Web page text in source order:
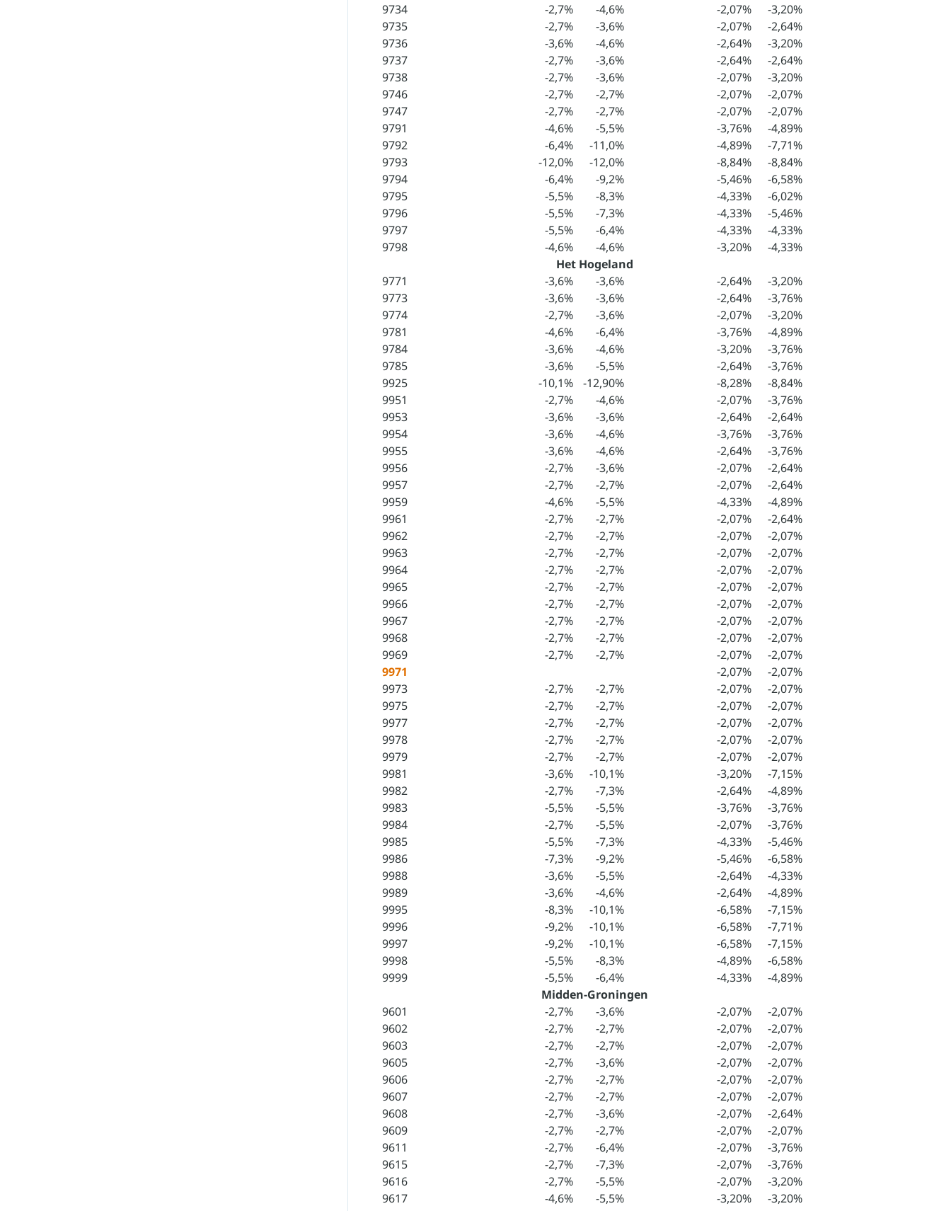
9734
-2,7% -4,6% -2,07%
-3,20%
9735
-2,7% -3,6% -2,07%
-2,64%
9736
-3,6% -4,6% -2,64%
-3,20%
9737
-2,7% -3,6% -2,64%
-2,64%
9738
-2,7% -3,6% -2,07%
-3,20%
9746
-2,7% -2,7% -2,07%
-2,07%
9747
-2,7% -2,7% -2,07%
-2,07%
9791
-4,6% -5,5% -3,76%
-4,89%
9792
-6,4% -11,0% -4,89%
-7,71%
9793
-12,0% -12,0% -8,84%
-8,84%
9794
-6,4% -9,2% -5,46%
-6,58%
9795
-5,5% -8,3% -4,33%
-6,02%
9796
-5,5% -7,3% -4,33%
-5,46%
9797
-5,5% -6,4% -4,33%
-4,33%
9798
-4,6% -4,6% -3,20%
-4,33%
Het Hogeland
9771
-3,6% -3,6% -2,64%
-3,20%
9773
-3,6% -3,6% -2,64%
-3,76%
9774
-2,7% -3,6% -2,07%
-3,20%
9781
-4,6% -6,4% -3,76%
-4,89%
9784
-3,6% -4,6% -3,20%
-3,76%
9785
-3,6% -5,5% -2,64%
-3,76%
9925
-10,1% -12,90% -8,28%
-8,84%
9951
-2,7% -4,6% -2,07%
-3,76%
9953
-3,6% -3,6% -2,64%
-2,64%
9954
-3,6% -4,6% -3,76%
-3,76%
9955
-3,6% -4,6% -2,64%
-3,76%
9956
-2,7% -3,6% -2,07%
-2,64%
9957
-2,7% -2,7% -2,07%
-2,64%
9959
-4,6% -5,5% -4,33%
-4,89%
9961
-2,7% -2,7% -2,07%
-2,64%
9962
-2,7% -2,7% -2,07%
-2,07%
9963
-2,7% -2,7% -2,07%
-2,07%
9964
-2,7% -2,7% -2,07%
-2,07%
9965
-2,7% -2,7% -2,07%
-2,07%
9966
-2,7% -2,7% -2,07%
-2,07%
9967
-2,7% -2,7% -2,07%
-2,07%
9968
-2,7% -2,7% -2,07%
-2,07%
9969
-2,7% -2,7% -2,07%
-2,07%
9971
-2,07%
-2,07%
9973
-2,7% -2,7% -2,07%
-2,07%
9975
-2,7% -2,7% -2,07%
-2,07%
9977
-2,7% -2,7% -2,07%
-2,07%
9978
-2,7% -2,7% -2,07%
-2,07%
9979
-2,7% -2,7% -2,07%
-2,07%
9981
-3,6% -10,1% -3,20%
-7,15%
9982
-2,7% -7,3% -2,64%
-4,89%
9983
-5,5% -5,5% -3,76%
-3,76%
9984
-2,7% -5,5% -2,07%
-3,76%
9985
-5,5% -7,3% -4,33%
-5,46%
9986
-7,3% -9,2% -5,46%
-6,58%
9988
-3,6% -5,5% -2,64%
-4,33%
9989
-3,6% -4,6% -2,64%
-4,89%
9995
-8,3% -10,1% -6,58%
-7,15%
9996
-9,2% -10,1% -6,58%
-7,71%
9997
-9,2% -10,1% -6,58%
-7,15%
9998
-5,5% -8,3% -4,89%
-6,58%
9999
-5,5% -6,4% -4,33%
-4,89%
Midden-Groningen
9601
-2,7% -3,6% -2,07%
-2,07%
9602
-2,7% -2,7% -2,07%
-2,07%
9603
-2,7% -2,7% -2,07%
-2,07%
9605
-2,7% -3,6% -2,07%
-2,07%
9606
-2,7% -2,7% -2,07%
-2,07%
9607
-2,7% -2,7% -2,07%
-2,07%
9608
-2,7% -3,6% -2,07%
-2,64%
9609
-2,7% -2,7% -2,07%
-2,07%
9611
-2,7% -6,4% -2,07%
-3,76%
9615
-2,7% -7,3% -2,07%
-3,76%
9616
-2,7% -5,5% -2,07%
-3,20%
9617
-4,6% -5,5% -3,20%
-3,20%